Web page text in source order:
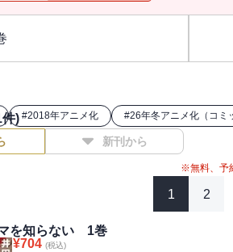
#2018年アニメ化 #26年冬アニメ化（コミ
件)
新刊から
※無料、予
1 2
を知らない 1巻
¥704 (税込)